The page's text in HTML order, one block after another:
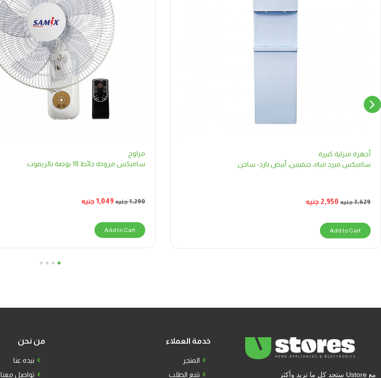
أجهزة منزلية كبيرة
ساميكس مبرد مياه، حنفيتين، أبيض بارد- ساخن
3,629جنيه 2,950 جنيه
Add to Cart
مراوح
ساميكس مروحة حائط 18 بوصة بالريموت
1,290جنيه 1,049جنيه
Add to Cart
مع Ustore ستجد كل ما تريد وأكثر
خدمة العملاء
المتجر
تتبع الطلب
من نحن
نبذه عنا
تواصل معنا